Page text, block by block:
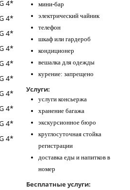
мини-бар
электрический чайник
телефон
шкаф или гардероб
кондиционер
вешалка для одежды
курение: ​запрещено
Услуги:
услуги консьержа
хранение багажа
экскурсионное бюро
круглосуточная стойка
регистрации
доставка еды и напитков в
номер
Бесплатные услуги: